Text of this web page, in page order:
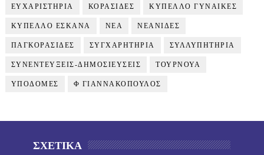
ΕΥΧΑΡΙΣΤΗΡΙΑ ΚΟΡΑΣΙΔΕΣ ΚΥΠΕΛΛΟ ΓΥΝΑΙΚΕΣ
ΚΥΠΕΛΛΟ ΕΣΚΑΝΑ ΝΕΑ ΝΕΑΝΙΔΕΣ
ΠΑΓΚΟΡΑΣΙΔΕΣ ΣΥΓΧΑΡΗΤΗΡΙΑ ΣΥΛΛΥΠΗΤΗΡΙΑ
ΣΥΝΕΝΤΕΥΞΕΙΣ-ΔΗΜΟΣΙΕΥΣΕΙΣ ΤΟΥΡΝΟΥΑ
ΥΠΟΔΟΜΕΣ Φ ΓΙΑΝΝΑΚΟΠΟΥΛΟΣ
ΣΧΕΤΙΚΑ